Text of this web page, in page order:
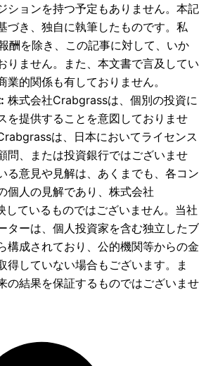
ションを持つ予定もありません。 本記
づき、独自に執筆したものです。私
酬を除き、この記事に対して、いか
りません。また、本文書で言及してい
業的関係も有しておりません。
: 株式会社Crabgrassは、個別の投資に
を提供することを意図しておりませ
は、日本においてライセンス
問、または投資銀行ではございませ
る意見や見解は、あくまでも、各コン
個人の見解であり、株式会社
ているものではございません。当社
ターは、個人投資家を含む独立したブ
構成されており、公的機関等からの金
得していない場合もございます。ま
の結果を保証するものではございませ